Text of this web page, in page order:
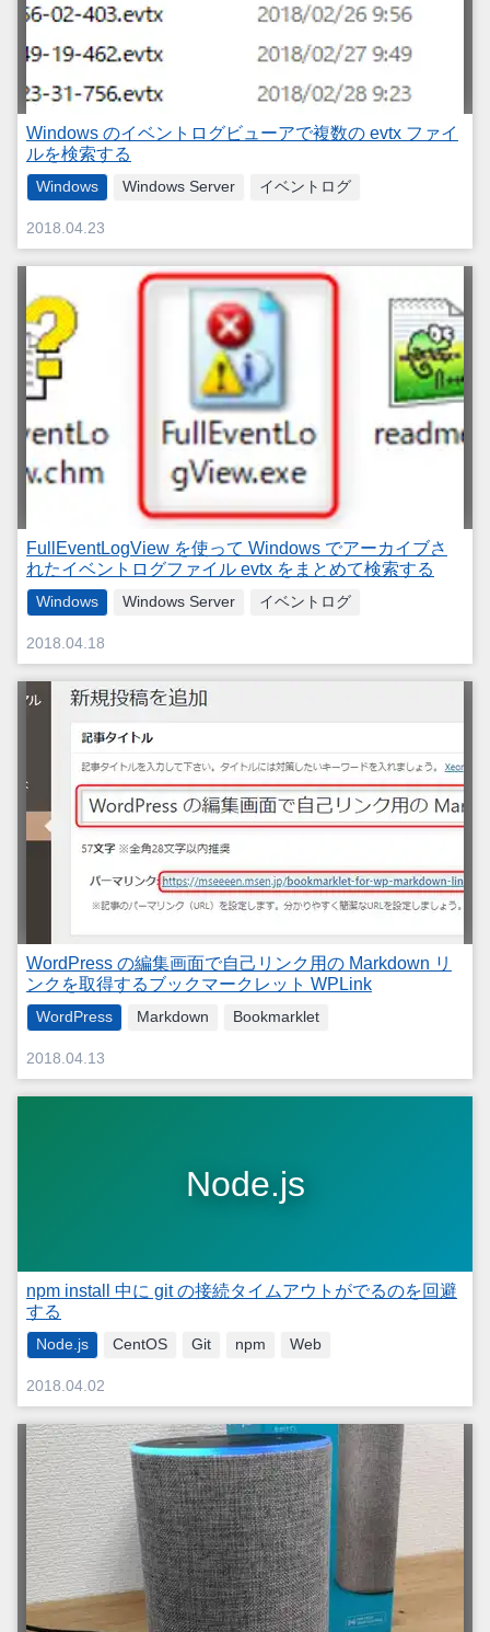
Windows のイベントログビューアで複数の evtx ファイ
ルを検索する
Windows Windows Server イベントログ
2018.04.23
FullEventLogView を使って Windows でアーカイブさ
れたイベントログファイル evtx をまとめて検索する
Windows Windows Server イベントログ
2018.04.18
WordPress の編集画面で自己リンク用の Markdown リ
ンクを取得するブックマークレット WPLink
WordPress Markdown Bookmarklet
2018.04.13
Node.js
npm install 中に git の接続タイムアウトがでるのを回避
する
Node.js CentOS Git npm Web
2018.04.02